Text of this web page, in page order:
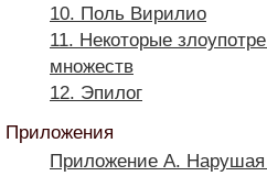
10. Поль Вирилио
11. Некоторые
множеств
12. Эпилог
Приложения
Приложение А.